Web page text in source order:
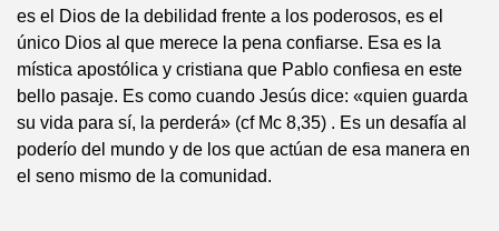
es el Dios de la debilidad frente a los poderosos, es el
único Dios al que merece la pena confiarse. Esa es la
mística apostólica y cristiana que Pablo confiesa en este
bello pasaje. Es como cuando Jesús dice: «quien guarda
su vida para sí, la perderá» (cf Mc 8,35) . Es un desafía al
poderío del mundo y de los que actúan de esa manera en
el seno mismo de la comunidad.